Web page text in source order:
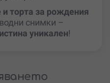
торта за рождения
снимки –
уникален!